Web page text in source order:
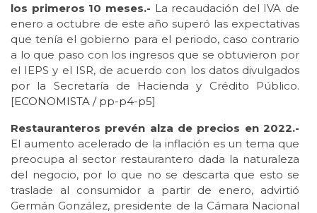
los primeros 10 meses.- La recaudación del IVA de
enero a octubre de este año superó las expectativas
que tenía el gobierno para el periodo, caso contrario
a lo que paso con los ingresos que se obtuvieron por
el IEPS y el ISR, de acuerdo con los datos divulgados
por la Secretaría de Hacienda y Crédito Público.
[ECONOMISTA / pp-p4-p5]
Restauranteros prevén alza de precios en 2022.-
El aumento acelerado de la inflación es un tema que
preocupa al sector restaurantero dada la naturaleza
del negocio, por lo que no se descarta que esto se
traslade al consumidor a partir de enero, advirtió
Germán González, presidente de la Cámara Nacional